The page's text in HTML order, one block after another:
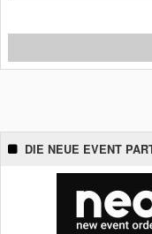
DIE NEUE EVENT